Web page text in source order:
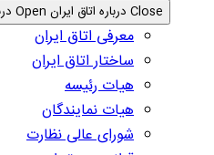
Close درباره اتاق ایران Open درباره اتاق ایران
معرفی اتاق ایران
ساختار اتاق ایران
هیات رئیسه
هیات نمایندگان
شورای عالی نظارت